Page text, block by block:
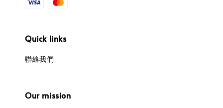
Quick links
聯絡我們
Our mission